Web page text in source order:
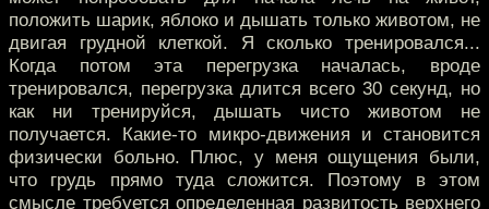
положить шарик, яблоко и дышать только животом, не
двигая грудной клеткой. Я сколько тренировался...
Когда потом эта перегрузка началась, вроде
тренировался, перегрузка длится всего 30 секунд, но
как ни тренируйся, дышать чисто животом не
получается. Какие-то микро-движения и становится
физически больно. Плюс, у меня ощущения были,
что грудь прямо туда сложится. Поэтому в этом
смысле требуется определенная развитость верхнего